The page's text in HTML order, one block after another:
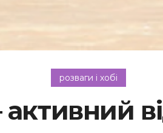
розваги і хобі